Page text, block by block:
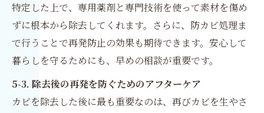
特定した上で、専用薬剤と専門技術を使って素材を傷め
ずに根本から除去してくれます。さらに、防カビ処理ま
で行うことで再発防止の効果も期待できます。安心して
暮らしを守るためにも、早めの相談が重要です。
5-3. 除去後の再発を防ぐためのアフターケア
カビを除去した後に最も重要なのは、再びカビを生やさ